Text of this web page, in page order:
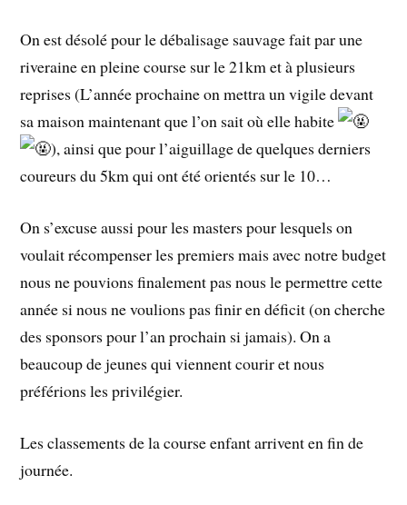
Onest désolé pour le débalisage sauvage fait par une
riveraine en pleine course sur le 21km et à plusieurs
reprises (L’année prochaine on mettra un vigile devant
sa maison maintenant que l’on sait où elle habite
), ainsi que pour l’aiguillage de quelques derniers
coureurs du 5km qui ont été orientés sur le 10…
On s’excuse aussi pour les masters pour lesquels on
voulait récompenser les premiers mais avec notre budget
nous ne pouvions finalement pas nous le permettre cette
année si nous ne voulions pas finir en déficit (on cherche
des sponsors pour l’an prochain si jamais). On a
beaucoup de jeunes qui viennent courir et nous
préférions les privilégier.
Les classements de la course enfant arrivent en fin de
journée.